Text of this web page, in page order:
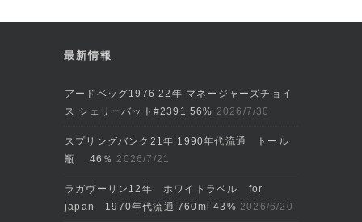
最新情報
アードベッグ1976 22年 マネージャーズチョイ
ス シェリーバット#2391 56% 2026/7/30
スプリングバンク21年 1990年代流通 トール
瓶 46％ 2026/7/21
ラガヴーリン12年 ホワイトラベル for
japan 1970年代流通 760ml 43% 2026/6/20